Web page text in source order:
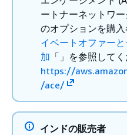
ートナーネットワ
のオプションを購入
イベートオファー
加 「」を参照してく
https://
/ace/
インドの販売者